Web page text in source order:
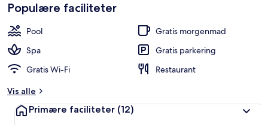
Populære faciliteter
Pool
Gratis morgenmad
Spa
Gratis parkering
Gratis Wi-Fi
Restaurant
Vis alle
Primære faciliteter (12)